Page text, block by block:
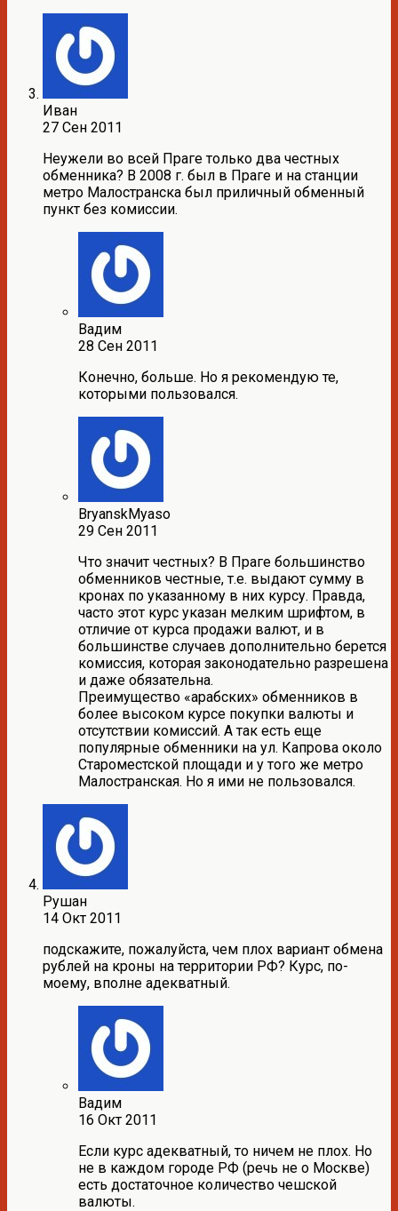
Иван
27 Сен 2011
Неужели во всей Праге только два честных
обменника? В 2008 г. был в Праге и на станции
метро Малостранска был приличный обменный
пункт без комиссии.
Вадим
28 Сен 2011
Конечно, больше. Но я рекомендую те,
которыми пользовался.
BryanskMyaso
29 Сен 2011
Что значит честных? В Праге большинство
обменников честные, т.е. выдают сумму в
кронах по указанному в них курсу. Правда,
часто этот курс указан мелким шрифтом, в
отличие от курса продажи валют, и в
большинстве случаев дополнительно берется
комиссия, которая законодательно разрешена
и даже обязательна.
Преимущество «арабских» обменников в
более высоком курсе покупки валюты и
отсутствии комиссий. А так есть еще
популярные обменники на ул. Капрова около
Староместской площади и у того же метро
Малостранская. Но я ими не пользовался.
Рушан
14 Окт 2011
подскажите, пожалуйста, чем плох вариант обмена
рублей на кроны на территории РФ? Курс, по-
моему, вполне адекватный.
Вадим
16 Окт 2011
Если курс адекватный, то ничем не плох. Но
не в каждом городе РФ (речь не о Москве)
есть достаточное количество чешской
валюты.